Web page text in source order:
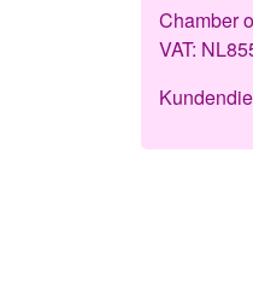
Chamber
VAT: